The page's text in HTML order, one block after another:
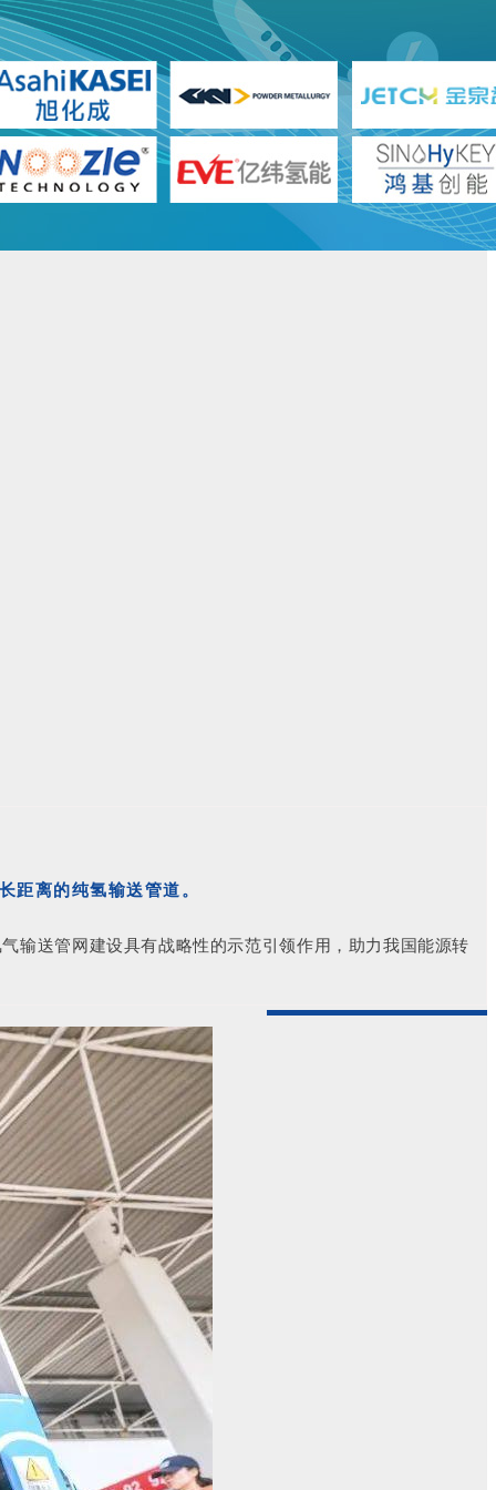
距离的纯氢输送管道。
输送管网建设具有战略性的示范引领作用，助力我国能源转